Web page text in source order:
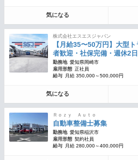
気になる
株式会社エスエスジャパン
【月給35〜50万円】大型
者歓迎・社保完備・週休2日
勤務地 愛知県岡崎市
雇用形態 正社員
給与
月給 350,000～500,000円
気になる
Ｒｏｚｙ Ａｕｔｏ
自動車整備士募集
勤務地 愛知県稲沢市
雇用形態 契約社員
給与
月給 280,000～400,000円